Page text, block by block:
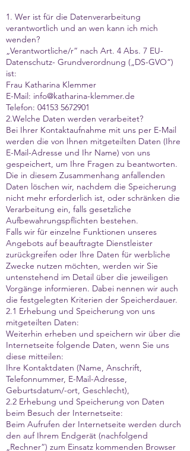
1. Wer ist für die Datenverarbeitung
verantwortlich und an wen kann ich mich
wenden?
„Verantwortliche/r“ nach Art. 4 Abs. 7 EU-
Datenschutz- Grundverordnung („DS-GVO“)
ist:
Frau Katharina Klemmer
E-Mail: info@katharina-klemmer.de
Telefon: 04153 5672901
2.Welche Daten werden verarbeitet?
Bei Ihrer Kontaktaufnahme mit uns per E-Mail
werden die von Ihnen mitgeteilten Daten (Ihre
E-Mail-Adresse und Ihr Name) von uns
gespeichert, um Ihre Fragen zu beantworten.
Die in diesem Zusammenhang anfallenden
Daten löschen wir, nachdem die Speicherung
nicht mehr erforderlich ist, oder schränken die
Verarbeitung ein, falls gesetzliche
Aufbewahrungspflichten bestehen.
Falls wir für einzelne Funktionen unseres
Angebots auf beauftragte Dienstleister
zurückgreifen oder Ihre Daten für werbliche
Zwecke nutzen möchten, werden wir Sie
untenstehend im Detail über die jeweiligen
Vorgänge informieren. Dabei nennen wir auch
die festgelegten Kriterien der Speicherdauer.
2.1 Erhebung und Speicherung von uns
mitgeteilten Daten:
Weiterhin erheben und speichern wir über die
Internetseite folgende Daten, wenn Sie uns
diese mitteilen:
Ihre Kontaktdaten (Name, Anschrift,
Telefonnummer, E-Mail-Adresse,
Geburtsdatum/-ort, Geschlecht),
2.2 Erhebung und Speicherung von Daten
beim Besuch der Internetseite:
Beim Aufrufen der Internetseite werden durch
den auf Ihrem Endgerät (nachfolgend
„Rechner“) zum Einsatz kommenden Browser